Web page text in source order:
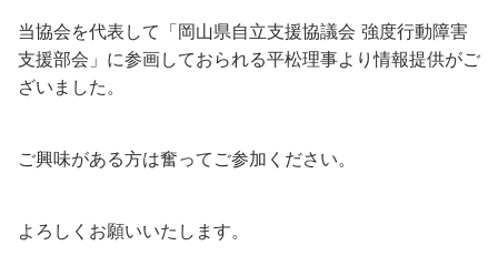
当協会を代表して「岡山県自立支援協議会 強度行動障害
支援部会」に参画しておられる平松理事より情報提供がご
ざいました。
ご興味がある方は奮ってご参加ください。
よろしくお願いいたします。